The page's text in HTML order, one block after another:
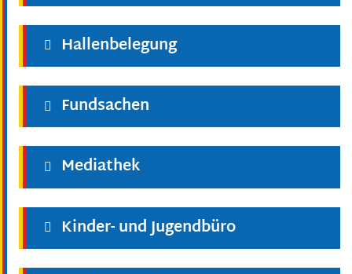
Hallenbelegung
Fundsachen
Mediathek
Kinder- und Jugendbüro